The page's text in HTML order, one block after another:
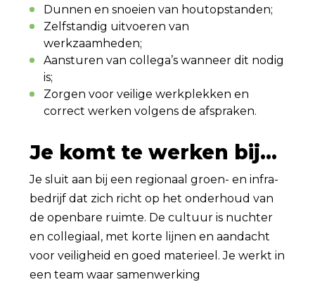
Dunnen en snoeien van houtopstanden;
Zelfstandig uitvoeren van
werkzaamheden;
Aansturen van collega’s wanneer dit nodig
is;
Zorgen voor veilige werkplekken en
correct werken volgens de afspraken.
Je komt te werken bij...
Je sluit aan bij een regionaal groen- en infra-
bedrijf dat zich richt op het onderhoud van
de openbare ruimte. De cultuur is nuchter
en collegiaal, met korte lijnen en aandacht
voor veiligheid en goed materieel. Je werkt in
een team waar samenwerking